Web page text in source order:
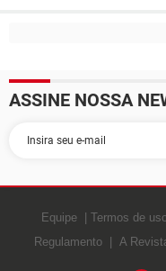
ASSINE NOSSA
Equipe Termos de
Regulamento
A